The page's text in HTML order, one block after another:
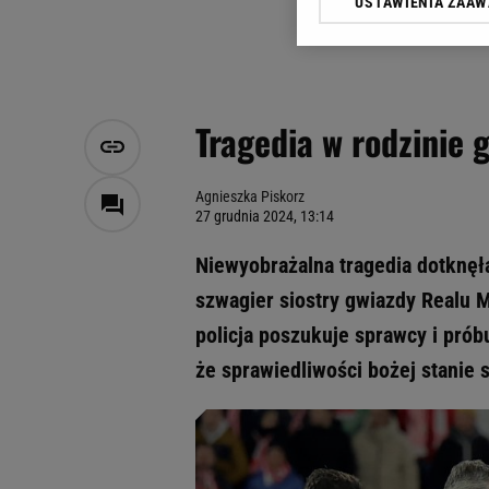
Tragedia w rodzinie
Agnieszka Piskorz
27 grudnia 2024, 13:14
Niewyobrażalna tragedia
szwagier siostry gwiazdy Realu
policja poszukuje sprawcy i
że sprawiedliwości bożej stanie
Klikając „Akceptuję”
Zaufanych Partnerów i
My, nasi Zaufani
Użycie dokładnych
badnie odbiorców i